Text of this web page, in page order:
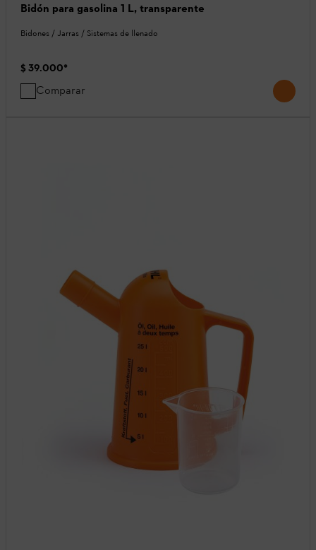
Bidón para gasolina 1 L, transparente
Bidones / Jarras / Sistemas de llenado
$ 39.000*
Comparar